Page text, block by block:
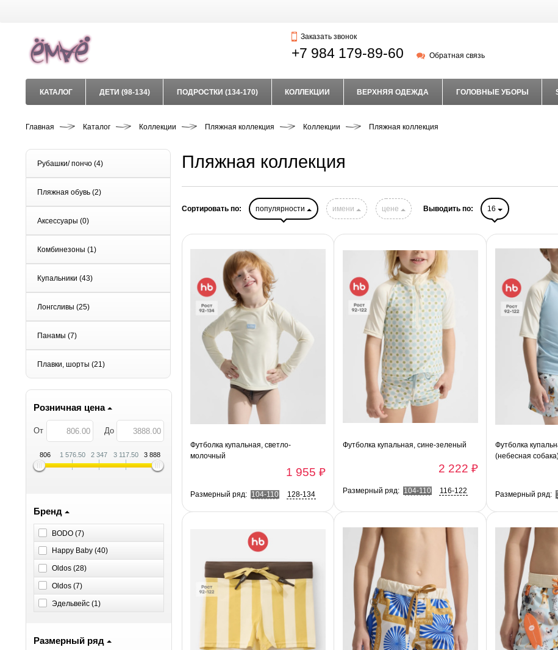
Заказать звонок
+7 984 179-89-60 Обратная связь
КАТАЛОГ ДЕТИ (98-134) ПОДРОСТКИ (134-170) КОЛЛЕКЦИИ ВЕРХНЯЯ ОДЕЖДА ГОЛОВНЫЕ УБОРЫ
Главная Каталог Коллекции Пляжная коллекция Коллекции Пляжная коллекция
Рубашки/ пончо (4)
Пляжная обувь (2)
Аксессуары (0)
Комбинезоны (1)
Купальники (43)
Лонгсливы (25)
Панамы (7)
Плавки, шорты (21)
Розничная цена
От До
806 1 576.50 2 347 3 117.50 3 888
Бренд
BODO (7)
Happy Baby (40)
Oldos (28)
Оldos (7)
Эдельвейс (1)
Размерный ряд
Пляжная коллекция
Сортировать по: популярности имени цене Выводить по: 16
Футболка купальная, светло-
молочный
1 955 ₽
Размерный ряд: 104-110 128-134
Футболка купальная, сине-зеленый
2 222 ₽
Размерный ряд: 104-110 116-122
Футболка
(небесная
Размерный ряд: